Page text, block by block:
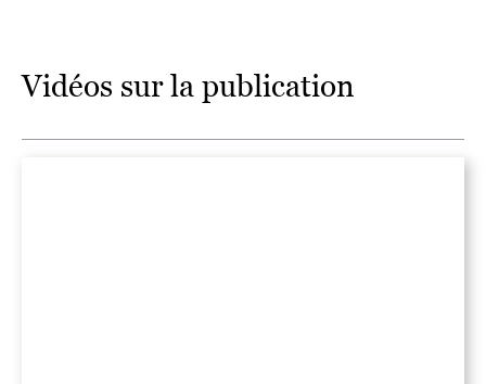
Vidéos sur la publication